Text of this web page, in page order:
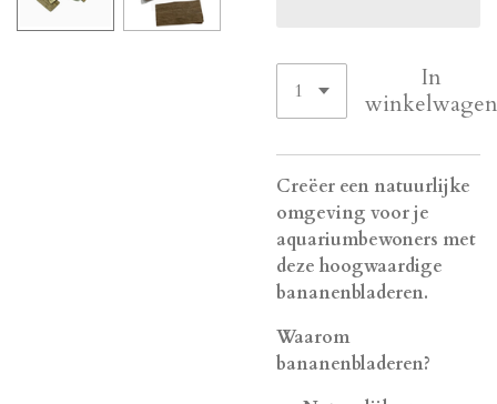
In
winkelwagen
Creëer een natuurlijke
omgeving voor je
aquariumbewoners met
deze hoogwaardige
bananenbladeren.
Waarom
bananenbladeren?